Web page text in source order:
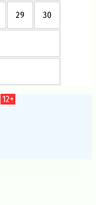
29 30
12+